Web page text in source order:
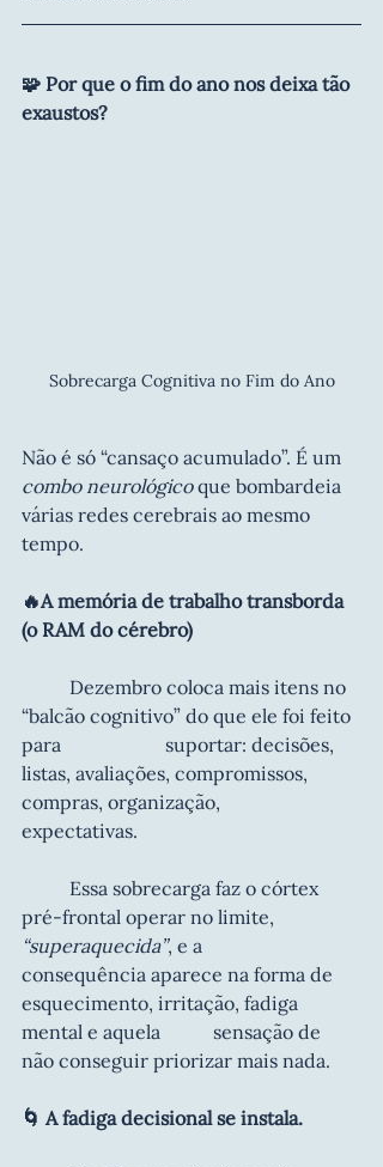
🧩 Por que o fim do ano nos deixa tão
exaustos?
Sobrecarga Cognitiva no Fim do Ano
Não é só “cansaço acumulado”. É um
combo neurológico que bombardeia
várias redes cerebrais ao mesmo
tempo.
🔥A memória de trabalho transborda
(o RAM do cérebro)
“balcão cognitivo” do que ele foi feito
para 			suportar: decisões,
listas, avaliações, compromissos,
compras, organização,
expectativas.
pré-frontal operar no limite,
“superaquecida”, e a
consequência aparece na forma de
esquecimento, irritação, fadiga
mental e aquela 	sensação de
não conseguir priorizar mais nada.
🌀 A fadiga decisional se instala.